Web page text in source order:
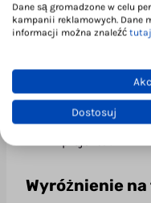
Sprawdź także:
Trendy w
Jak wybrać
Wyróżnienie
Dane są gromadzone w celu
kampanii reklamowych. Dane
informacji można znaleźć tutaj
Dostosuj